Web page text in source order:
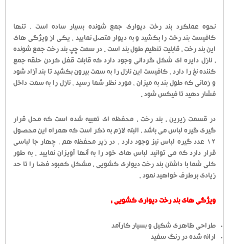
نحوه عملکرد بند رخت دیواری جمع شونده بسیار ساده است ، تنها
کافیست بند رخت را بکشید و به دیوار متصل نمایید . یکی از ویژگی های
این بند رخت ، قابلیت تنظیم طول بند است . در سمت چپ بند رخت جمع شونده
، نازل دایره ای شکل گردانی وجود دارد که قابلت قفل کردن حلقه جمع
کننده نخ را دارد . کافیست این نازل را به سمت بیرون بکشید تا بند آزاد شود
و زمانی که طول بند به میزان ، مورد نظر شما رسید ، نازل را به سمت داخل
فشار دهید تا فیکس شود .
در قسمت زیرین ، بند رخت ، محفظه ای تعبیه شده است که محل قرار
گیری گیره لباس می باشد ، البته لازم به ذکر است که همراه این محصول
12 عدد گیره لباس نیز وجود دارد . در زیر محفظه هم ، چهار جا لباسی
قرار دارد که می توانید لباس های خود را به آنها آویزان نمایید . به طور
کلی شما با داشتن بند رخت دیواری کشویی ، مشکل کمبود فضا را تا حد
زیادی برطرف خواهید نمود .
ویژگی های بند رخت دیواری کشویی :
طراحی ظاهری شکیل و بسیار کارآمد
ارائه شده در رنگ سفید